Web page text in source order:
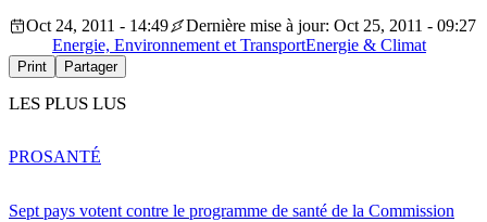
Oct 24, 2011 - 14:49
Dernière mise à jour: Oct 25, 2011 - 09:27
Energie, Environnement et TransportEnergie & Climat
Print Partager
LES PLUS LUS
Sept pays votent contre le programme de santé de la Commission
PROSANTÉ